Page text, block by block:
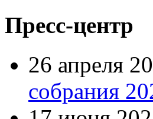
Пресс-центр
26 апреля
собрания